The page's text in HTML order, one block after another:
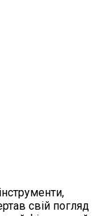
свій погляд